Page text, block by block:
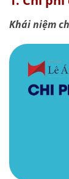
Khái niệm